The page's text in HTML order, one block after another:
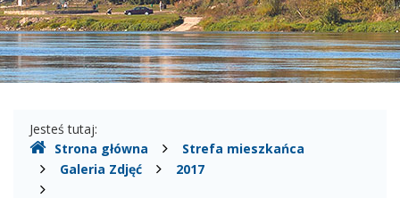
nad
Wisłą
Gdzie
jesteśmy
Jesteś tutaj:
Strona główna
Strefa mieszkańca
Galeria Zdjęć
2017